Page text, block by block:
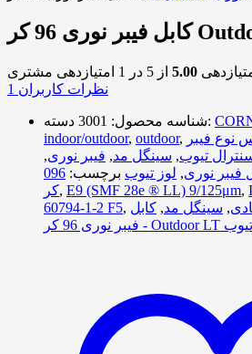
5.00 از 5 در 1 امتیازدهی مشتری
1 نظرات کاربران
شناسه محصول: 3001 دسته:
indoor/outdoor, outdoor, نوع فیبر
تیوب, سینگل مد, فیبر نوری,
فیبر نوری, لوز تیوب برچسب:
کر, E9 (SMF 28e ® LL) 9/125μm,
60794-1-2 F5, , سینگل مد, کابل